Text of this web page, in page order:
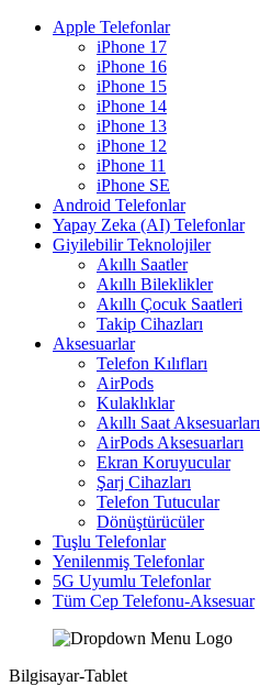
Apple Telefonlar
iPhone 17
iPhone 16
iPhone 15
iPhone 14
iPhone 13
iPhone 12
iPhone 11
iPhone SE
Android Telefonlar
Yapay Zeka (AI) Telefonlar
Giyilebilir Teknolojiler
Akıllı Saatler
Akıllı Bileklikler
Akıllı Çocuk Saatleri
Takip Cihazları
Aksesuarlar
Telefon Kılıfları
AirPods
Kulaklıklar
Akıllı Saat Aksesuarları
AirPods Aksesuarları
Ekran Koruyucular
Şarj Cihazları
Telefon Tutucular
Dönüştürücüler
Tuşlu Telefonlar
Yenilenmiş Telefonlar
5G Uyumlu Telefonlar
Tüm Cep Telefonu-Aksesuar
Bilgisayar-Tablet